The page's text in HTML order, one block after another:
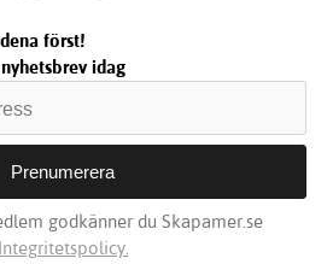
först!
idag
godkänner du Skapamer.se
Integritetspolicy.